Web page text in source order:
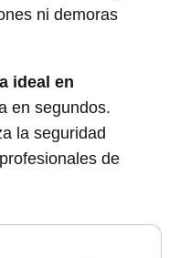
ni demoras
ideal en
en segundos.
la seguridad
de